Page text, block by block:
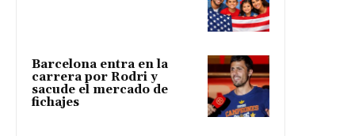
Barcelona entra en la
carrera por Rodri y
sacude el mercado de
fichajes